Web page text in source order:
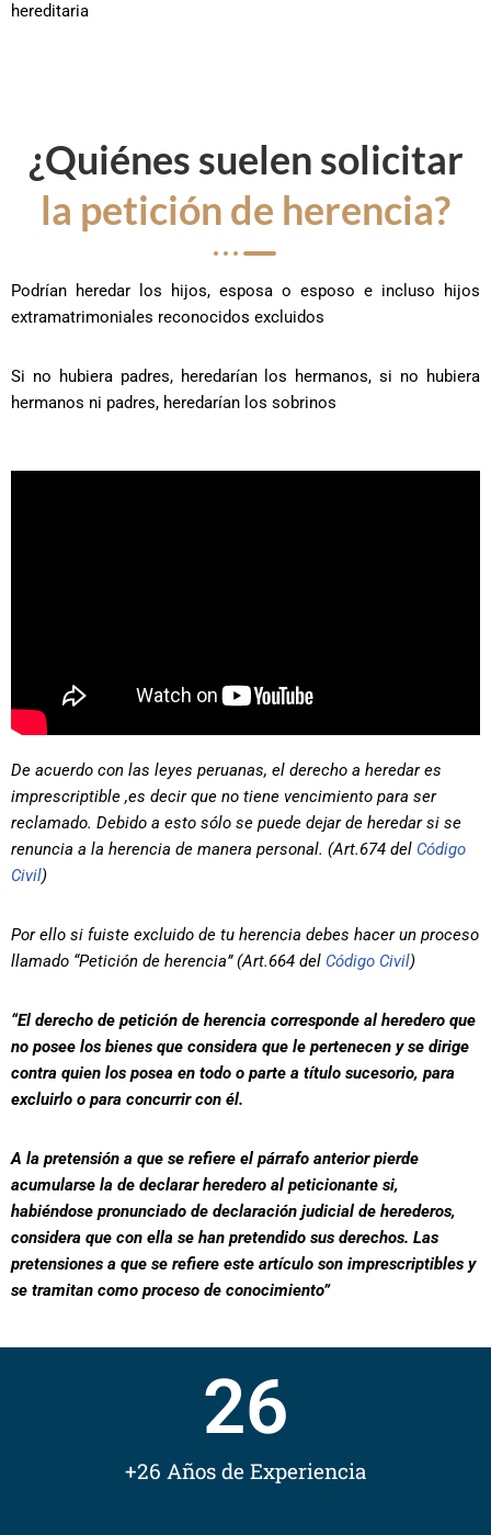
hereditaria
¿Quiénes suelen solicitar
la petición de herencia?
Podrían heredar los hijos, esposa o esposo e incluso hijos
extramatrimoniales reconocidos excluidos
Si no hubiera padres, heredarían los hermanos, si no hubiera
hermanos ni padres, heredarían los sobrinos
De acuerdo con las leyes peruanas, el derecho a heredar es
imprescriptible ,es decir que no tiene vencimiento para ser
reclamado. Debido a esto sólo se puede dejar de heredar si se
renuncia a la herencia de manera personal. (Art.674 del Código
Civil)
Por ello si fuiste excluido de tu herencia debes hacer un proceso
llamado “Petición de herencia” (Art.664 del Código Civil)
“El derecho de petición de herencia corresponde al heredero que
no posee los bienes que considera que le pertenecen y se dirige
contra quien los posea en todo o parte a título sucesorio, para
excluirlo o para concurrir con él.
A la pretensión a que se refiere el párrafo anterior pierde
acumularse la de declarar heredero al peticionante si,
habiéndose pronunciado de declaración judicial de herederos,
considera que con ella se han pretendido sus derechos. Las
pretensiones a que se refiere este artículo son imprescriptibles y
se tramitan como proceso de conocimiento”
26
+26 Años de Experiencia